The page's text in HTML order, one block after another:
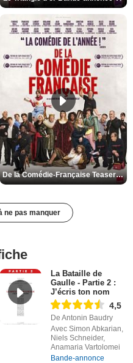
De la Comédie-Française Teaser VF
ne pas manquer
La Bataille de
Gaulle - Partie 2 :
J’écris ton nom
4,5
De Antonin Baudry
Avec Simon Abkarian,
Niels Schneider,
Anamaria Vartolomei
Bande-annonce